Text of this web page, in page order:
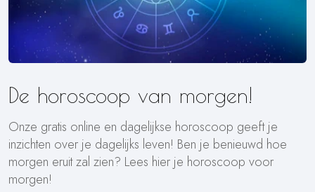
De horoscoop van morgen!
Onze gratis online en dagelijkse horoscoop geeft je
inzichten over je dagelijks leven! Ben je benieuwd hoe
morgen eruit zal zien? Lees hier je horoscoop voor
morgen!